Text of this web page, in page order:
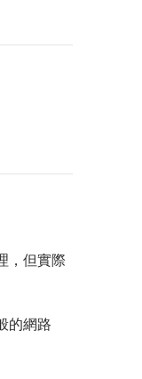
，但實際
的網路